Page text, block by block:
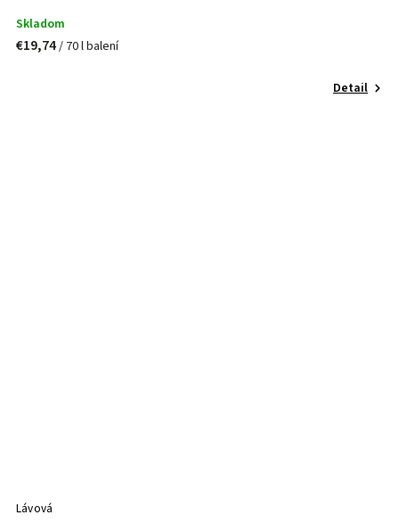
Skladom
€19,74/ 70 l balení
Detail
Lávová